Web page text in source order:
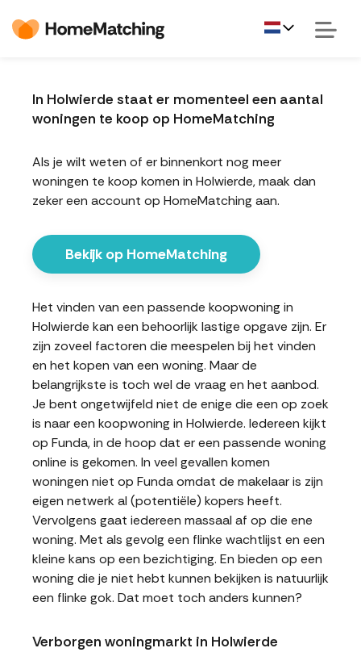
In Holwierde staat er momenteel een aantal
woningen te koop op HomeMatching
Als je wilt weten of er binnenkort nog meer
woningen te koop komen in Holwierde, maak dan
zeker een account op HomeMatching aan.
Bekijk op HomeMatching
Het vinden van een passende koopwoning in
Holwierde kan een behoorlijk lastige opgave zijn. Er
zijn zoveel factoren die meespelen bij het vinden
en het kopen van een woning. Maar de
belangrijkste is toch wel de vraag en het aanbod.
Je bent ongetwijfeld niet de enige die een op zoek
is naar een koopwoning in Holwierde. Iedereen kijkt
op Funda, in de hoop dat er een passende woning
online is gekomen. In veel gevallen komen
woningen niet op Funda omdat de makelaar is zijn
eigen netwerk al (potentiële) kopers heeft.
Vervolgens gaat iedereen massaal af op die ene
woning. Met als gevolg een flinke wachtlijst en een
kleine kans op een bezichtiging. En bieden op een
woning die je niet hebt kunnen bekijken is natuurlijk
een flinke gok. Dat moet toch anders kunnen?
Verborgen woningmarkt in Holwierde